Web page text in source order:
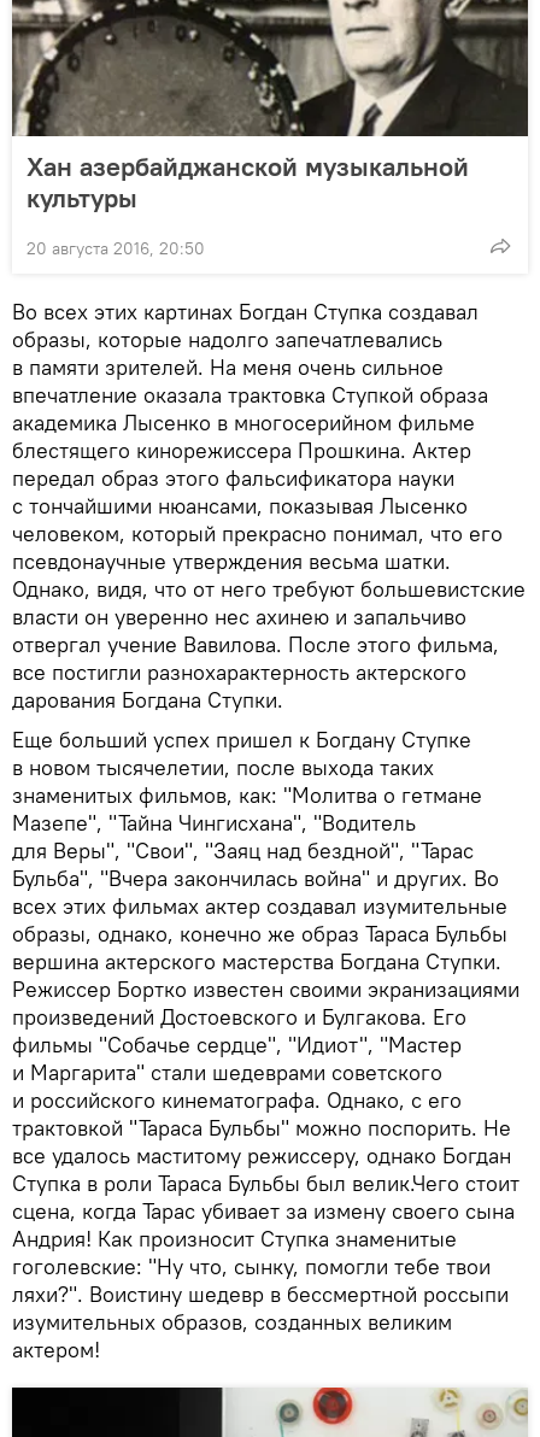
Хан азербайджанской музыкальной
культуры
20 августа 2016, 20:50
Во всех этих картинах Богдан Ступка создавал
образы, которые надолго запечатлевались
в памяти зрителей. На меня очень сильное
впечатление оказала трактовка Ступкой образа
академика Лысенко в многосерийном фильме
блестящего кинорежиссера Прошкина. Актер
передал образ этого фальсификатора науки
с тончайшими нюансами, показывая Лысенко
человеком, который прекрасно понимал, что его
псевдонаучные утверждения весьма шатки.
Однако, видя, что от него требуют большевистские
власти он уверенно нес ахинею и запальчиво
отвергал учение Вавилова. После этого фильма,
все постигли разнохарактерность актерского
дарования Богдана Ступки.
Еще больший успех пришел к Богдану Ступке
в новом тысячелетии, после выхода таких
знаменитых фильмов, как: "Молитва о гетмане
Мазепе", "Тайна Чингисхана", "Водитель
для Веры", "Свои", "Заяц над бездной", "Тарас
Бульба", "Вчера закончилась война" и других. Во
всех этих фильмах актер создавал изумительные
образы, однако, конечно же образ Тараса Бульбы
вершина актерского мастерства Богдана Ступки.
Режиссер Бортко известен своими экранизациями
произведений Достоевского и Булгакова. Его
фильмы "Собачье сердце", "Идиот", "Мастер
и Маргарита" стали шедеврами советского
и российского кинематографа. Однако, с его
трактовкой "Тараса Бульбы" можно поспорить. Не
все удалось маститому режиссеру, однако Богдан
Ступка в роли Тараса Бульбы был велик.Чего стоит
сцена, когда Тарас убивает за измену своего сына
Андрия! Как произносит Ступка знаменитые
гоголевские: "Ну что, сынку, помогли тебе твои
ляхи?". Воистину шедевр в бессмертной россыпи
изумительных образов, созданных великим
актером!